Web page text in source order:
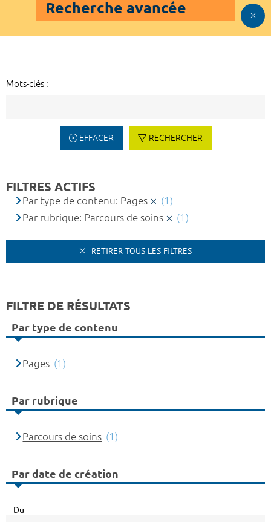
Recherche avancée
Mots-clés :
EFFACER RECHERCHER
FILTRES ACTIFS
Par type de contenu: Pages
(1)
Par rubrique: Parcours de soins
(1)
RETIRER TOUS LES FILTRES
FILTRE DE RÉSULTATS
Par type de contenu
Pages (1)
Par rubrique
Parcours de soins (1)
Par date de création
Du